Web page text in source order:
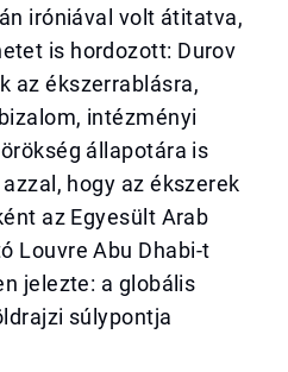
iróniával volt átitatva,
is hordozott: Durov
az ékszerrablásra,
intézményi
állapotára is
hogy az ékszerek
az Egyesült Arab
Louvre Abu Dhabi-t
jelezte: a globális
súlypontja